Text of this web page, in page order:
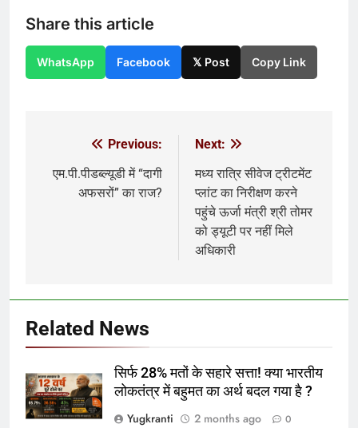
Share this article
WhatsApp Facebook 𝕏 Post Copy Link
navigation
Previous:
एम.पी.पीडब्ल्यूडी में “दागी
अफसरों” का राज?
Next:
मध्य रात्रि सीवेज ट्रीटमेंट
प्लांट का निरीक्षण करने
पहुंचे ऊर्जा मंत्री श्री तोमर
को ड्यूटी पर नहीं मिले
अधिकारी
Related News
सिर्फ 28% मतों के सहारे सत्ता! क्या भारतीय
लोकतंत्र में बहुमत का अर्थ बदल गया है ?
Yugkranti
2 months ago 0